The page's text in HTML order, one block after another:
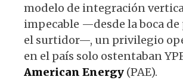
modelo de integración
impecable —desde la boca de
el surtidor—, un privilegio
en el país solo ostentaban
American Energy (PAE).